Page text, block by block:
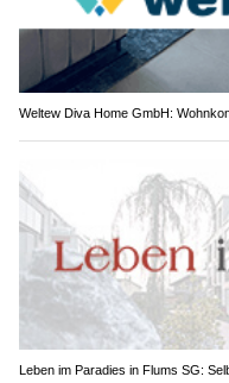
Weltew Diva Home GmbH:
Leben im Paradies in Flums SG: